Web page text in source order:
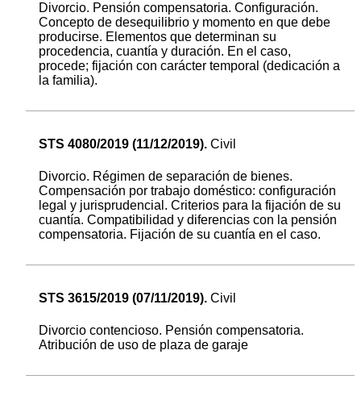
Divorcio. Pensión compensatoria. Configuración.
Concepto de desequilibrio y momento en que debe
producirse. Elementos que determinan su
procedencia, cuantía y duración. En el caso,
procede; fijación con carácter temporal (dedicación a
la familia).
STS 4080/2019 (11/12/2019). Civil
Divorcio. Régimen de separación de bienes.
Compensación por trabajo doméstico: configuración
legal y jurisprudencial. Criterios para la fijación de su
cuantía. Compatibilidad y diferencias con la pensión
compensatoria. Fijación de su cuantía en el caso.
STS 3615/2019 (07/11/2019). Civil
Divorcio contencioso. Pensión compensatoria.
Atribución de uso de plaza de garaje